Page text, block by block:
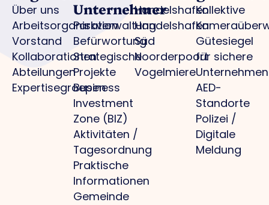
Über uns
Arbeitsorganisation
Vorstand
Kollaborationen
Abteilungen
Expertisegroepen
Unternehmer
Parkverwaltung
Befürwortung
Strategische
Projekte
Business
Investment
Zone (BIZ)
Aktivitäten /
Tagesordnung
Praktische
Informationen
Gemeinde
Handelshafen
Handelshafen
Süd
Noorderpoort
Vogelmiere
Kollektive
Gütesiegel
für sichere
Unternehmen
AED-
Standorte
Polizei /
Digitale
Meldung